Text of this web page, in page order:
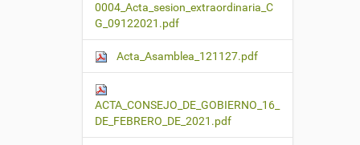
0004_Acta_sesion_extraordinaria_C
G_09122021.pdf
Acta_Asamblea_121127.pdf
ACTA_CONSEJO_DE_GOBIERNO_16_
DE_FEBRERO_DE_2021.pdf